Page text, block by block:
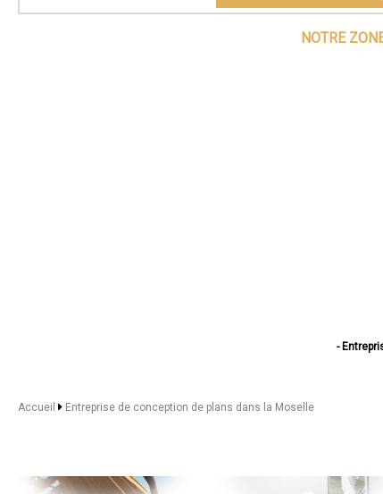
NOTRE
-
-
- Entreprise de
Accueil Entreprise de conception de plans dans la Moselle